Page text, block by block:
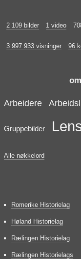
2 109 bilder 1 video
3 997 933 visninger 96
Arbeidere
Gruppebilder
Alle nøkkelord
Romerike Historielag
Høland Historielag
Rælingen Historielag
Rælingen Historielags